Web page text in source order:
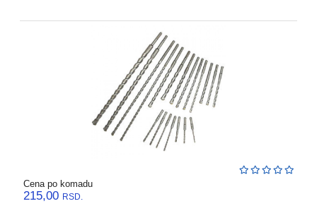
Cena po komadu
215,00 RSD.